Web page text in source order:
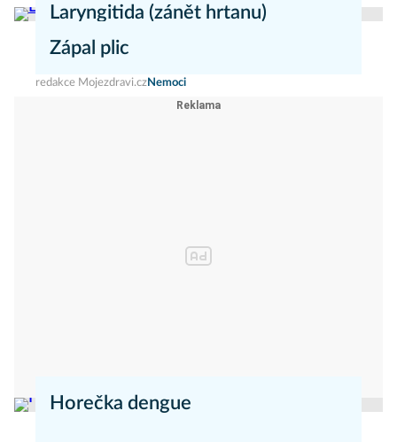
Laryngitida (zánět hrtanu)
redakce Mojezdravi.cz
Zápal plic
redakce Mojezdravi.czNemoci
Horečka dengue